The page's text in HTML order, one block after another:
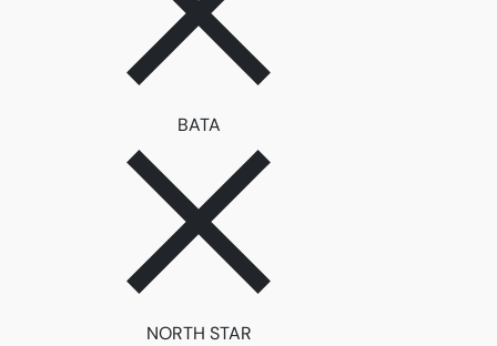
BATAลบตัวกรอง BATA
NORTH STARลบตัวกรอง NORTH STAR